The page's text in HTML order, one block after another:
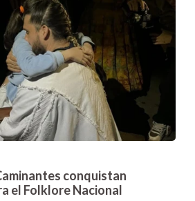
conquistan
el Folklore Nacional